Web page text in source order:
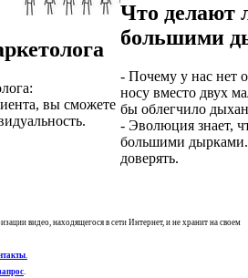
вы сможете
Что делают
большими
- Почему у нас нет
носу вместо двух
бы облегчило
- Эволюция знает,
большими дырками.
доверять.
видео, находящегося в сети Интернет, и не хранит на своем
.
.